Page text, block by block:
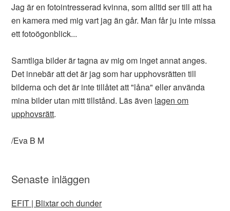
Jag är en fotointresserad kvinna, som alltid ser till att ha
en kamera med mig vart jag än går. Man får ju inte missa
ett fotoögonblick...
Samtliga bilder är tagna av mig om inget annat anges.
Det innebär att det är jag som har upphovsrätten till
bilderna och det är inte tillåtet att "låna" eller använda
mina bilder utan mitt tillstånd. Läs även lagen om
upphovsrätt.
/Eva B M
Senaste inläggen
EFIT | Blixtar och dunder